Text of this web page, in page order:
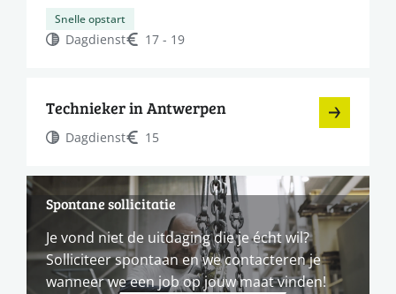
Snelle opstart
Dagdienst 17 - 19
Technieker in Antwerpen
Dagdienst 15
Spontane sollicitatie
Je vond niet de uitdaging die je écht wil?
Solliciteer spontaan en we contacteren je
wanneer we een job op jouw maat vinden!